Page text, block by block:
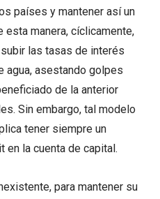
países y mantener así un
esta manera, cíclicamente,
las tasas de interés
agua, asestando golpes
de la anterior
Sin embargo, tal modelo
tener siempre un
en la cuenta de capital.
para mantener su